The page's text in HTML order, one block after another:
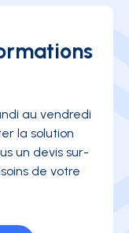
au vendredi
la solution
un devis sur-
de votre